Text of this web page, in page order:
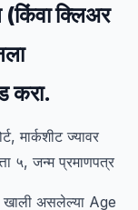
क्लिअर
करा.
मार्कशीट ज्यावर
५, जन्म प्रमाणपत्र
असलेल्या Age